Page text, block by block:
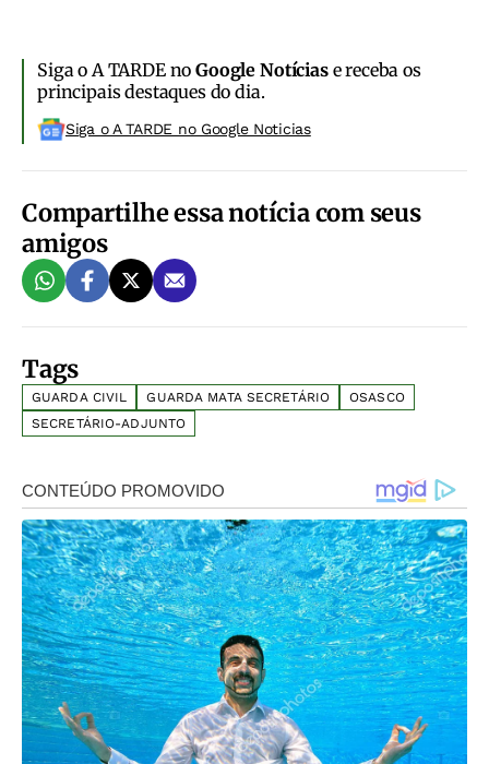
Siga o A TARDE noGoogle Notíciase receba os
principais destaques do dia.
Siga o A TARDE no Google Noticias
Compartilhe essa notícia com seus
amigos
Tags
GUARDA CIVIL GUARDA MATA SECRETÁRIO
OSASCO
SECRETÁRIO-ADJUNTO